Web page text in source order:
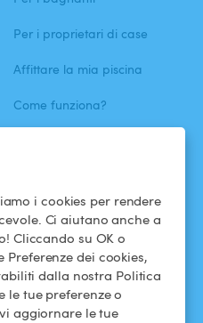
i cookies per rendere
Ci aiutano anche a
Cliccando su OK o
dei cookies,
dalla nostra Politica
le tue preferenze o
aggiornare le tue
Per i proprietari di case
Affittare la mia piscina
Come funziona?
Instagram